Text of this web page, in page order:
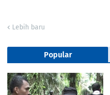
Lebih baru
Popular